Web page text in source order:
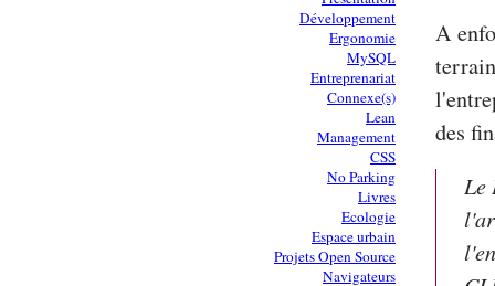
Développement
Ergonomie
MySQL
Entreprenariat
Connexe(s)
Lean
Management
CSS
No Parking
Livres
Ecologie
Espace urbain
Projets Open Source
Navigateurs
A
des
Le